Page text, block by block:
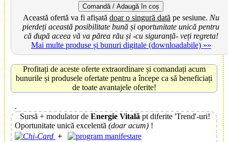
Comandă / Adaugă în coș
Această ofertă va fi afișată doar o singură dată pe sesiune. Nu
pierdeți această posibilitate bună și oportunitate unică pentru
că după aceea vă va părea rău și -cu siguranță- veți regreta!
Mai multe produse și bunuri digitale (downloadabile) »»
Profitați de aceste oferte extraordinare și comandați acum
bunurile și produsele ofertate pentru a începe ca să beneficiați
de toate avantajele oferite!
.
Sursă + modulator de Energie Vitală pt diferite 'Trend'-uri!
Oportunitate unică excelentă (doar acum) !
+